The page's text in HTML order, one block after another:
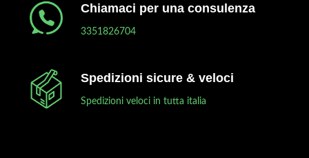
Chiamaci per una consulenza
3351826704
Spedizioni sicure & veloci
Spedizioni veloci in tutta italia